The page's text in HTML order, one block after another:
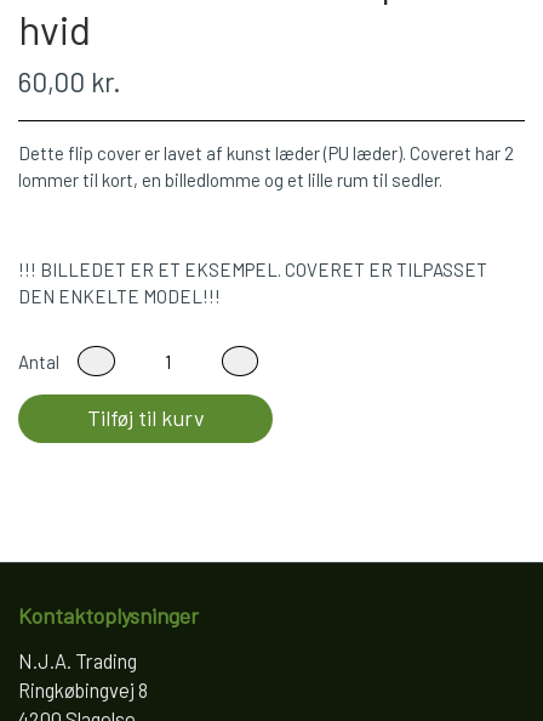
hvid
60,00 kr.
Dette flip cover er lavet af kunst læder (PU læder). Coveret har 2
lommer til kort, en billedlomme og et lille rum til sedler.
!!! BILLEDET ER ET EKSEMPEL. COVERET ER TILPASSET
DEN ENKELTE MODEL!!!
Antal
Tilføj til kurv
Kontaktoplysninger
N.J.A. Trading
Ringkøbingvej 8